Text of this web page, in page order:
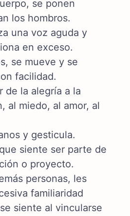
se ponen
los hombros.
una voz aguda y
en exceso.
se mueve y se
facilidad.
de la alegría a la
al miedo, al amor, al
y gesticula.
siente ser parte de
o proyecto.
personas, les
familiaridad
siente al vincularse